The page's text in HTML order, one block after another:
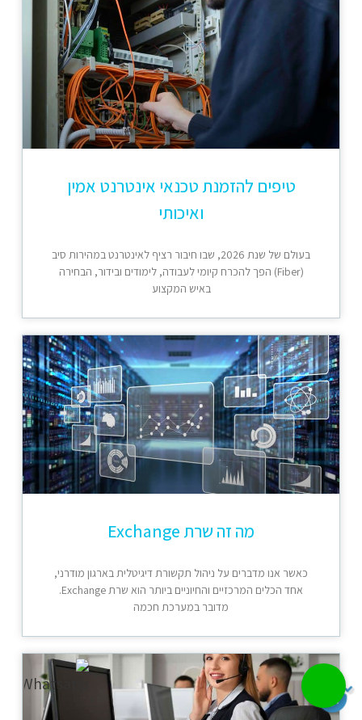
טיפים להזמנת טכנאי אינטרנט אמין
ואיכותי
בעולם של שנת 2026, שבו חיבור רציף לאינטרנט במהירות סיב
(Fiber) הפך להכרח קיומי לעבודה, לימודים ובידור, הבחירה
באיש המקצוע
מה זה שרת Exchange
כאשר אנו מדברים על ניהול תקשורת דיגיטלית בארגון מודרני,
אחד הכלים המרכזיים והחיוניים ביותר הוא שרת Exchange.
מדובר במערכת חכמה